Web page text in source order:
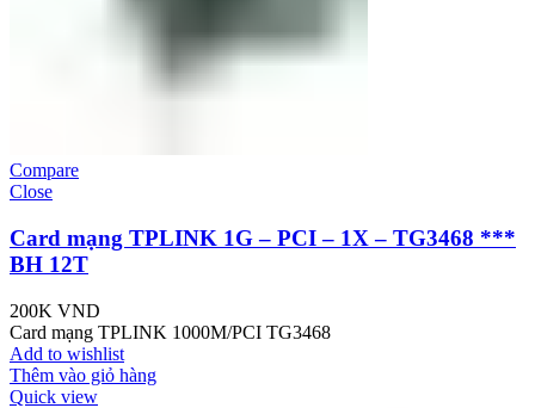
Compare
Close
Card mạng TPLINK 1G – PCI – 1X – TG3468 ***
BH 12T
200K VND
Card mạng TPLINK 1000M/PCI TG3468
Add to wishlist
Thêm vào giỏ hàng
Quick view